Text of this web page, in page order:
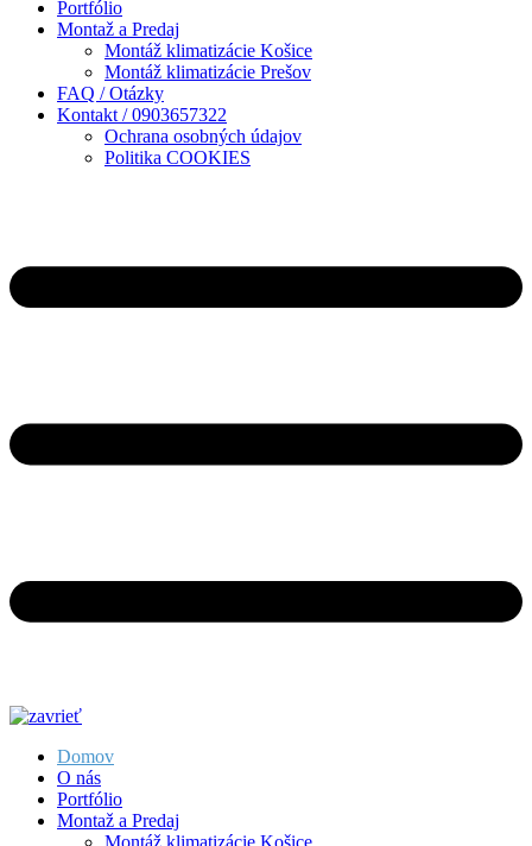
Portfólio
Montaž a Predaj
Montáž klimatizácie Košice
Montáž klimatizácie Prešov
FAQ / Otázky
Kontakt / 0903657322
Ochrana osobných údajov
Politika COOKIES
Domov
O nás
Portfólio
Montaž a Predaj
Montáž klimatizácie Košice